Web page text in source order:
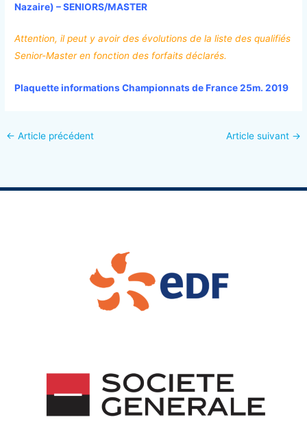
Nazaire) – SENIORS/MASTER
Attention, il peut y avoir des évolutions de la liste des qualifiés
Senior-Master en fonction des forfaits déclarés.
Plaquette informations Championnats de France 25m. 2019
← Article précédent Article suivant →